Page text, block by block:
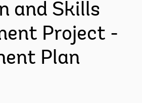
and Skills
Project -
Plan